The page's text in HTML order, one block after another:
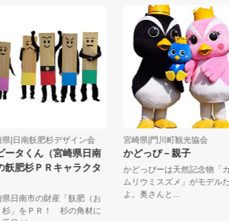
宮崎県|日南飫肥杉デザイン会
オビータくん（宮崎県日南
市の飫肥杉ＰＲキャラクタ
宮崎県日南市の財産「飫肥（お
び）杉」をＰＲ！ 杉の角材に
宮崎県|門川町観光協会
かどっぴ－親子
かどっぴーは天然記念物
ムリウミスズメ」がモデ
よ。奥さんと...